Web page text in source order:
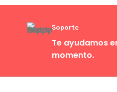
Soporte
Te ayudamos
momento.